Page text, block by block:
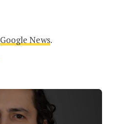
Google News.